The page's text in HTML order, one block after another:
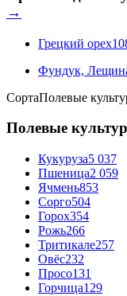
→
Грецкий орех
Фундук,
СортаПолевые
Полевые
Кукуруза5 037
Пшеница2 059
Ячмень853
Сорго504
Горох354
Рожь266
Тритикале257
Овёс232
Просо131
Горчица129